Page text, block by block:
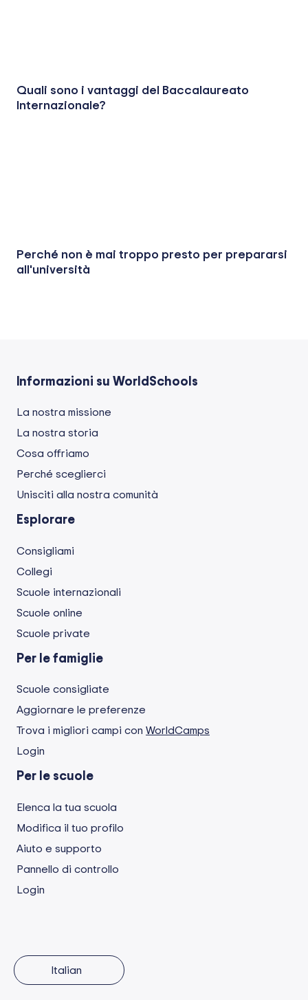
Quali sono i vantaggi del Baccalaureato
Internazionale?
Perché non è mai troppo presto per prepararsi
all'università
Informazioni su WorldSchools
La nostra missione
La nostra storia
Cosa offriamo
Perché sceglierci
Unisciti alla nostra comunità
Esplorare
Consigliami
Collegi
Scuole internazionali
Scuole online
Scuole private
Per le famiglie
Scuole consigliate
Aggiornare le preferenze
Trova i migliori campi con WorldCamps
Login
Per le scuole
Elenca la tua scuola
Modifica il tuo profilo
Aiuto e supporto
Pannello di controllo
Login
Italian